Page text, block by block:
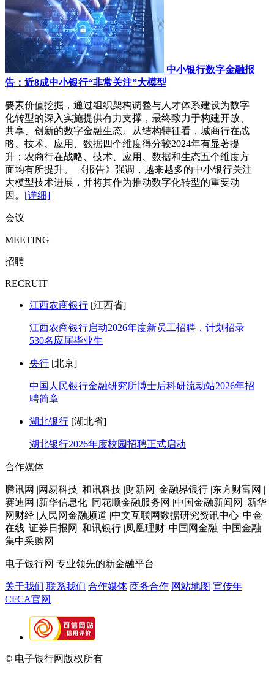
中小银行数字金融报
告：近8成中小银行“非常关注”大模型
要素价值挖掘，通过组织架构调整与人才体系建设为数字
化转型的深入实施提供有力支撑，最终致力于构建开放、
共享、创新的数字金融生态。从结构特征看，城商行在战
略、技术、应用、数据四个维度得分较2024年有显著提
升；农商行在战略、技术、应用、数据和生态五个维度方
面均有所提升。 《报告》强调，越来越多的中小银行关注
大模型技术进展，并将其作为推动数字化转型的重要动
因。 [详细]
会议
MEETING
招聘
RECRUIT
江西农商银行 [江西省]
江西农商银行启动2026年度新员工招聘，计划招录
530名应届毕业生
央行 [北京]
中国人民银行金融研究所博士后科研流动站2026年招
聘简章
湖北银行 [湖北省]
湖北银行2026年度校园招聘正式启动
合作媒体
腾讯网 |网易科技 |和讯科技 |财新网 |金融界银行 |东方财富网 |
赛迪网 |新华信息化 |同花顺金融服务网 |中国金融新闻网 |新华
网财经 |人民网金融频道 |中文互联网数据研究资讯中心 |中金
在线 |证券日报网 |和讯银行 |凤凰理财 |中国网金融 |中国金融
集中采购网
电子银行网 专业领先的新金融平台
关于我们 联系我们 合作媒体 商务合作 网站地图 宣传年
CFCA官网
© 电子银行网版权所有